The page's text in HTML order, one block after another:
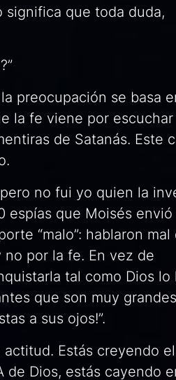
significa que toda duda,
preocupación se basa
la fe viene por
de Satanás. Este
.
no fui yo quien la
espías que Moisés envió
“malo”: hablaron mal
por la fe. En vez de
tal como Dios lo
que son muy
a sus ojos!”.
Estás creyendo el
Dios, estás cayendo